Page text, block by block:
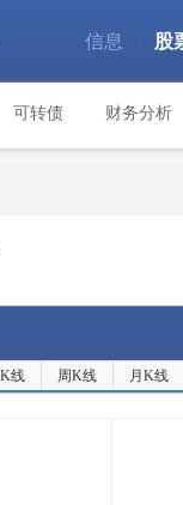
信息 股
可转债 财务分析